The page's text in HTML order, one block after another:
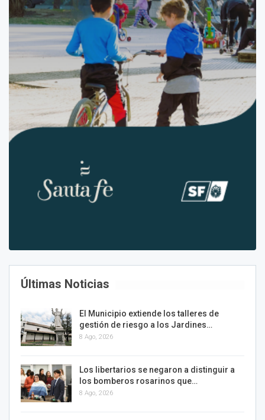
Últimas Noticias
El Municipio extiende los talleres de
gestión de riesgo a los Jardines…
8 Ago, 2026
Los libertarios se negaron a distinguir a
los bomberos rosarinos que…
8 Ago, 2026